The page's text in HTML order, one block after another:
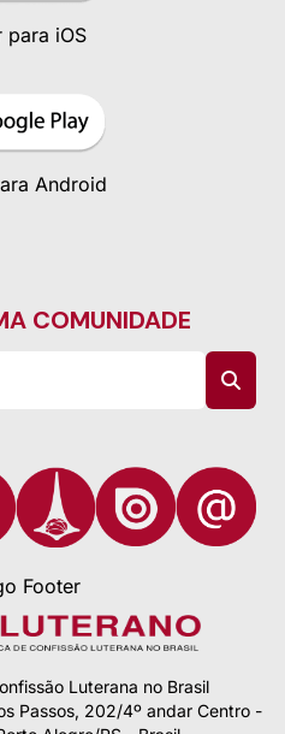
para iOS
Android
COMUNIDADE
Luterana no Brasil
Passos, 202/4º andar Centro -